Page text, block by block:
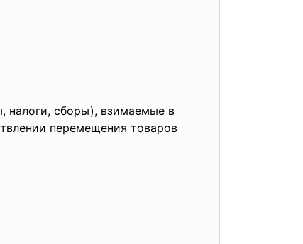
налоги, сборы), взимаемые в
перемещения товаров